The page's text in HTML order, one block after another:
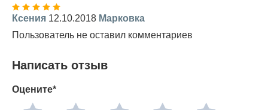
Ксения 12.10.2018 Марковка
Пользователь не оставил комментариев
Написать отзыв
Оцените*